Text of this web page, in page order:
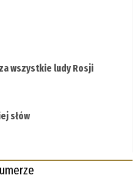
wszystkie ludy Rosji
słów